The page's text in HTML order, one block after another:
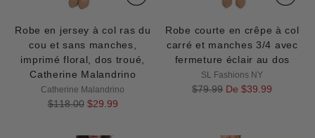
Robe en jersey à col ras du
cou et sans manches,
imprimé floral, dos troué,
Catherine Malandrino
Catherine Malandrino
Prix
$118.00 $29.99
Robe courte en crêpe à col
carré et manches 3/4 avec
fermeture éclair au dos
SL Fashions NY
Prix
$79.99 De $39.99